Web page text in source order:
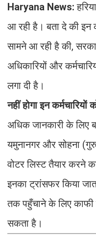
Haryana News:
आ रही है। बता दे की इन
सामने आ रही है की,
अधिकारियों और
लगा दी है।
नहीं होगा इन
अधिक जानकारी के लिए
यमुनानगर और सोहना
वोटर लिस्ट तैयार करने
इनका ट्रांसफर किया
तक पहुँचाने के लिए काफी
सकता है।